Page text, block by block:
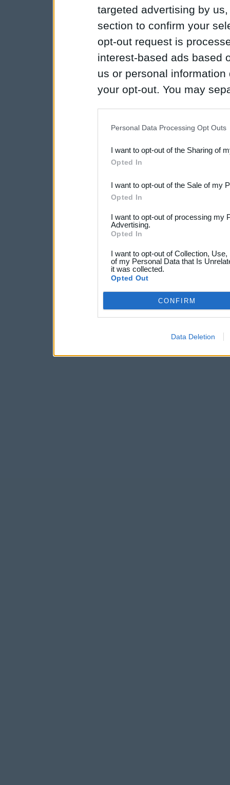
targeted advertising by
section to confirm your
opt-out request is
interest-based ads based
us or personal
your opt-out. You may
Downstream Participants
third parties.
Personal Data Processing Opt Outs
I want to opt-out of the Sharing of
Opted In
I want to opt-out of the Sale of my
Opted In
I want to opt-out of processing my
Advertising.
Opted In
I want to opt-out of Collection,
of my Personal Data that Is
it was collected.
Opted Out
CONFIRM
Data Deletion